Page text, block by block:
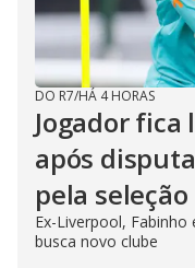
DO R7/HÁ 4 HORAS
Jogador
após
pela
Ex-Liverpool, Fabinho
busca novo clube